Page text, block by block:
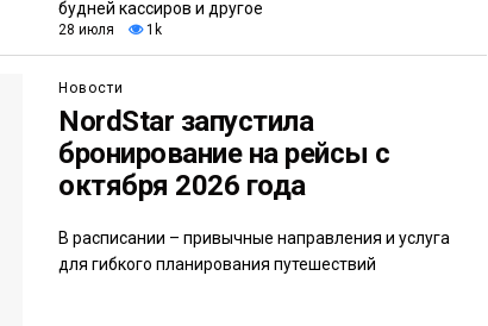
будней кассиров и другое
28 июля 1k
Новости
NordStar запустила
бронирование на рейсы с
октября 2026 года
В расписании – привычные направления и услуга
для гибкого планирования путешествий